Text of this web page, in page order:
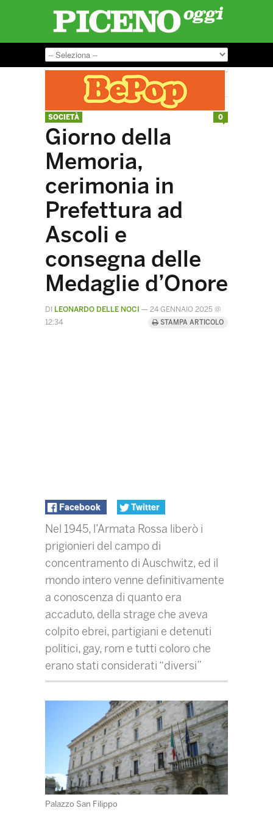
SOCIETÀ
Giorno della
Memoria,
cerimonia in
Prefettura ad
Ascoli e
consegna delle
Medaglie d’Onore
DI LEONARDO DELLE NOCI — 24 GENNAIO 2025 @
12:34
STAMPA ARTICOLO
Facebook Twitter
Nel 1945, l’Armata Rossa liberò i
prigionieri del campo di
concentramento di Auschwitz, ed il
mondo intero venne definitivamente
a conoscenza di quanto era
accaduto, della strage che aveva
colpito ebrei, partigiani e detenuti
politici, gay, rom e tutti coloro che
erano stati considerati “diversi”
Palazzo San Filippo
0